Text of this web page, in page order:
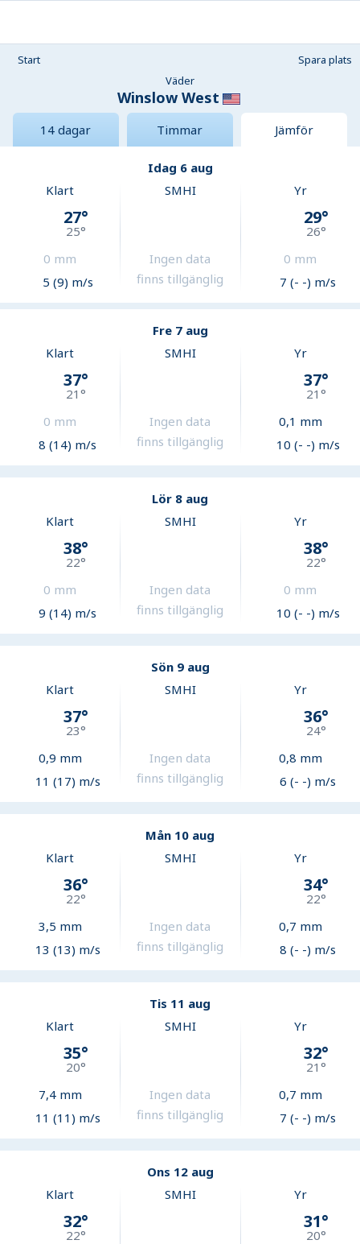
Start
Spara plats
Väder
Winslow West
14 dagar Timmar Jämför
Idag 6 aug
Klart
27°
25°
0 mm
5 (9) m/s
SMHI
Ingen data
finns tillgänglig
Yr
29°
26°
0 mm
7 (- -) m/s
Fre 7 aug
Klart
37°
21°
0 mm
8 (14) m/s
SMHI
Ingen data
finns tillgänglig
Yr
37°
21°
0,1 mm
10 (- -) m/s
Lör 8 aug
Klart
38°
22°
0 mm
9 (14) m/s
SMHI
Ingen data
finns tillgänglig
Yr
38°
22°
0 mm
10 (- -) m/s
Sön 9 aug
Klart
37°
23°
0,9 mm
11 (17) m/s
SMHI
Ingen data
finns tillgänglig
Yr
36°
24°
0,8 mm
6 (- -) m/s
Mån 10 aug
Klart
36°
22°
3,5 mm
13 (13) m/s
SMHI
Ingen data
finns tillgänglig
Yr
34°
22°
0,7 mm
8 (- -) m/s
Tis 11 aug
Klart
35°
20°
7,4mm
11 (11) m/s
SMHI
Ingen data
finns tillgänglig
Yr
32°
21°
0,7 mm
7 (- -) m/s
Ons 12 aug
Klart
32°
22°
SMHI Yr
31°
20°